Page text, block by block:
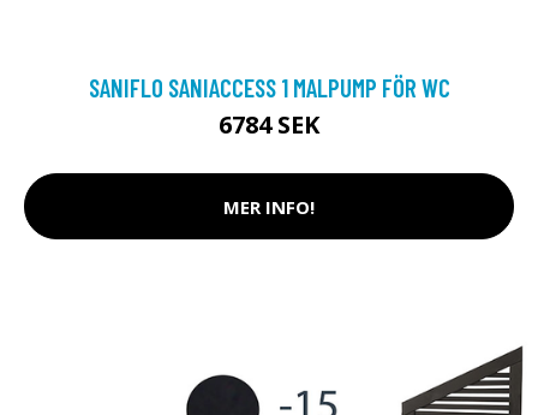
SANIFLO SANIACCESS 1 MALPUMP FÖR WC
6784 SEK
MER INFO!